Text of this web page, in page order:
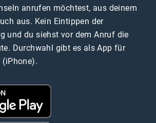
anrufen möchtest, aus deinem
aus. Kein Eintippen der
und du siehst vor dem Anruf die
Durchwahl gibt es als App für
(iPhone).